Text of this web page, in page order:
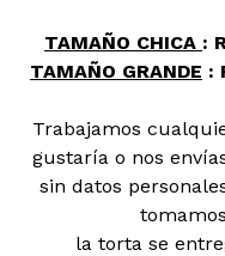
TAMAÑO CHICA :
TAMAÑO GRANDE :
Trabajamos
gustaría o nos
sin datos
la torta se